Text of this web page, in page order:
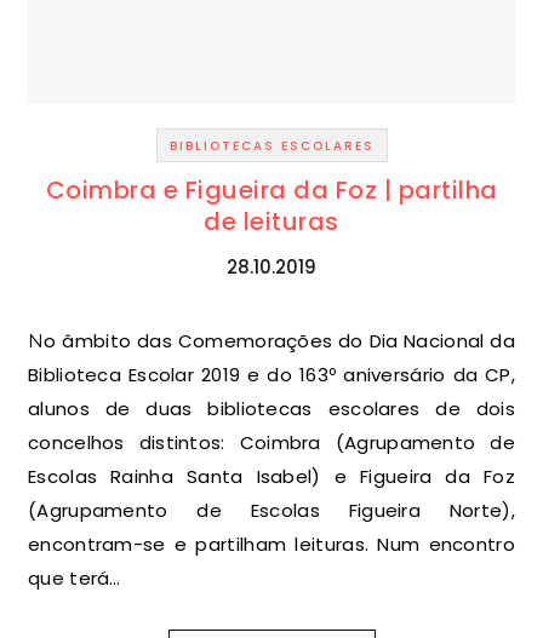
BIBLIOTECAS ESCOLARES
Coimbra e Figueira da Foz | partilha
de leituras
28.10.2019
No âmbito das Comemorações do Dia Nacional da
Biblioteca Escolar 2019 e do 163º aniversário da CP,
alunos de duas bibliotecas escolares de dois
concelhos distintos: Coimbra (Agrupamento de
Escolas Rainha Santa Isabel) e Figueira da Foz
(Agrupamento de Escolas Figueira Norte),
encontram-se e partilham leituras. Num encontro
que terá…